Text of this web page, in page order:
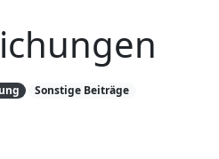
Sonstige Beiträge